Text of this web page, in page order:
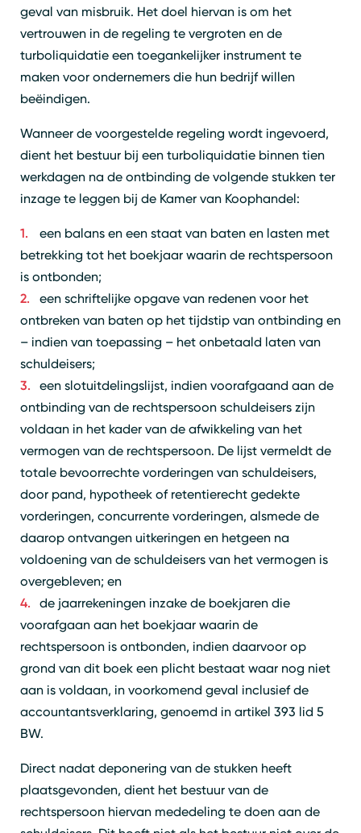
geval van misbruik. Het doel hiervan is om het
vertrouwen in de regeling te vergroten en de
turboliquidatie een toegankelijker instrument te
maken voor ondernemers die hun bedrijf willen
beëindigen.
Wanneer de voorgestelde regeling wordt ingevoerd,
dient het bestuur bij een turboliquidatie binnen tien
werkdagen na de ontbinding de volgende stukken ter
inzage te leggen bij de Kamer van Koophandel:
een balans en een staat van baten en lasten met
betrekking tot het boekjaar waarin de rechtspersoon
is ontbonden;
een schriftelijke opgave van redenen voor het
ontbreken van baten op het tijdstip van ontbinding en
– indien van toepassing – het onbetaald laten van
schuldeisers;
een slotuitdelingslijst, indien voorafgaand aan de
ontbinding van de rechtspersoon schuldeisers zijn
voldaan in het kader van de afwikkeling van het
vermogen van de rechtspersoon. De lijst vermeldt de
totale bevoorrechte vorderingen van schuldeisers,
door pand, hypotheek of retentierecht gedekte
vorderingen, concurrente vorderingen, alsmede de
daarop ontvangen uitkeringen en hetgeen na
voldoening van de schuldeisers van het vermogen is
overgebleven; en
de jaarrekeningen inzake de boekjaren die
voorafgaan aan het boekjaar waarin de
rechtspersoon is ontbonden, indien daarvoor op
grond van dit boek een plicht bestaat waar nog niet
aan is voldaan, in voorkomend geval inclusief de
accountantsverklaring, genoemd in artikel 393 lid 5
BW.
Direct nadat deponering van de stukken heeft
plaatsgevonden, dient het bestuur van de
rechtspersoon hiervan mededeling te doen aan de
Zoeken Sluiten